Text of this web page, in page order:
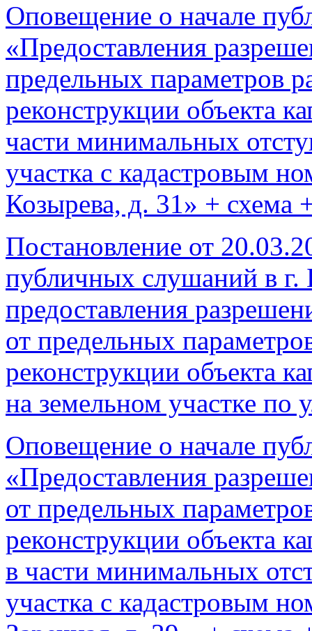
Оповещение о начале
«Предоставления
предельных параметров
реконструкции объекта
части минимальных
участка с кадастровым
Козырева, д. 31» + схема
Постановление от
публичных слушаний в г.
предоставления
от предельных
реконструкции объекта
на земельном участке по
Оповещение о начале
«Предоставления
от предельных
реконструкции объекта
в части минимальных
участка с кадастровым